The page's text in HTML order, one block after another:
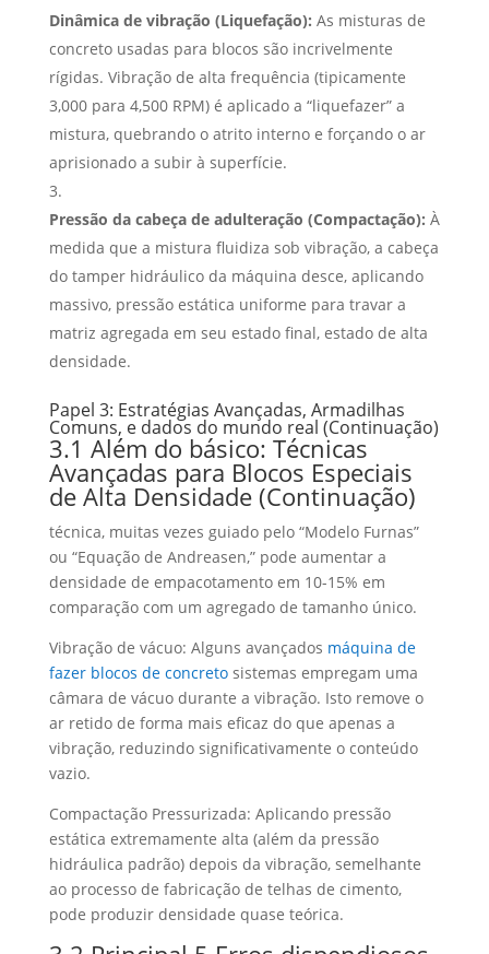
Dinâmica de vibração (Liquefação): As misturas de
concreto usadas para blocos são incrivelmente
rígidas. Vibração de alta frequência (tipicamente
3,000 para 4,500 RPM) é aplicado a “liquefazer” a
mistura, quebrando o atrito interno e forçando o ar
aprisionado a subir à superfície.
Pressão da cabeça de adulteração (Compactação): À
medida que a mistura fluidiza sob vibração, a cabeça
do tamper hidráulico da máquina desce, aplicando
massivo, pressão estática uniforme para travar a
matriz agregada em seu estado final, estado de alta
densidade.
Papel 3: Estratégias Avançadas, Armadilhas
Comuns, e dados do mundo real (Continuação)
3.1 Além do básico: Técnicas
Avançadas para Blocos Especiais
de Alta Densidade (Continuação)
técnica, muitas vezes guiado pelo “Modelo Furnas”
ou “Equação de Andreasen,” pode aumentar a
densidade de empacotamento em 10-15% em
comparação com um agregado de tamanho único.
Vibração de vácuo: Alguns avançados máquina de
fazer blocos de concreto sistemas empregam uma
câmara de vácuo durante a vibração. Isto remove o
ar retido de forma mais eficaz do que apenas a
vibração, reduzindo significativamente o conteúdo
vazio.
Compactação Pressurizada: Aplicando pressão
estática extremamente alta (além da pressão
hidráulica padrão) depois da vibração, semelhante
ao processo de fabricação de telhas de cimento,
pode produzir densidade quase teórica.